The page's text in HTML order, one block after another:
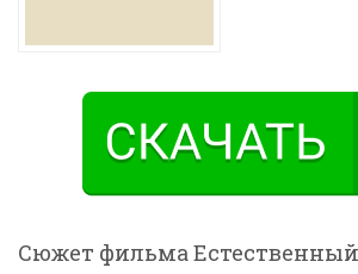
Сюжет фильма